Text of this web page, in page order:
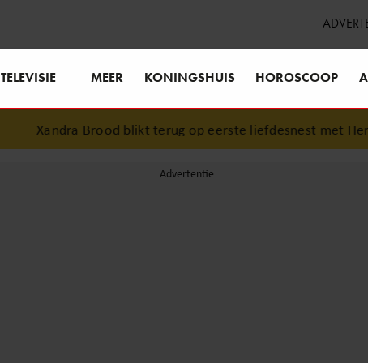
TELEVISIE MEER KONINGSHUIS HOROSCOOP
Xandra Brood blikt terug op eerste liefdesnest met